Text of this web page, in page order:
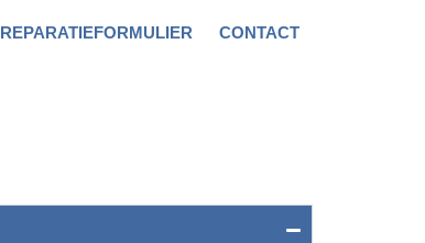
REPARATIEFORMULIER CONTACT